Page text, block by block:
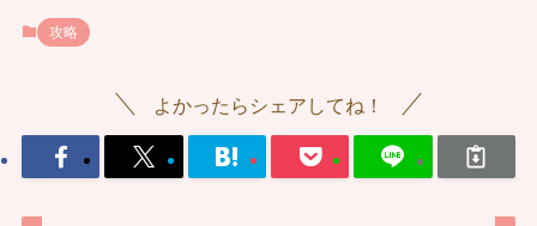
攻略
よかったらシェアしてね！